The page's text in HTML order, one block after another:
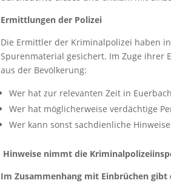
Ermittlungen der Polizei
Die Ermittler der Kriminalpolizei haben
Spurenmaterial gesichert. Im Zuge ihrer
aus der Bevölkerung:
Wer hat zur relevanten Zeit in
Wer hat möglicherweise verdächtige
Wer kann sonst sachdienliche
Hinweise nimmt die
Im Zusammenhang mit Einbrüchen